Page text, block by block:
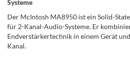
Systeme
Der McIntosh MA8950 ist ein Solid-
für 2-Kanal-Audio-Systeme. Er
Endverstärkertechnik in einem Gerät
Kanal.